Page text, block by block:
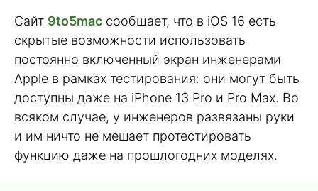
Сайт 9to5mac сообщает, что в iOS 16 есть
скрытые возможности использовать
постоянно включенный экран инженерами
Apple в рамках тестирования: они могут быть
доступны даже на iPhone 13 Pro и Pro Max. Во
всяком случае, у инженеров развязаны руки
и им ничто не мешает протестировать
функцию даже на прошлогодних моделях.